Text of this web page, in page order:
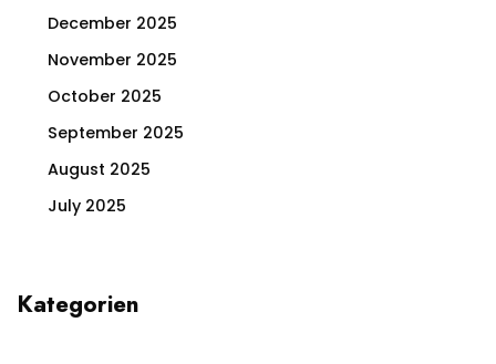
December 2025
November 2025
October 2025
September 2025
August 2025
July 2025
Kategorien